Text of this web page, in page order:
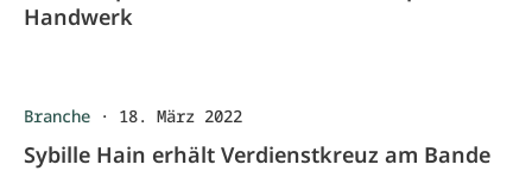
Handwerk
Branche · 18. März 2022
Sybille Hain erhält Verdienstkreuz am Bande